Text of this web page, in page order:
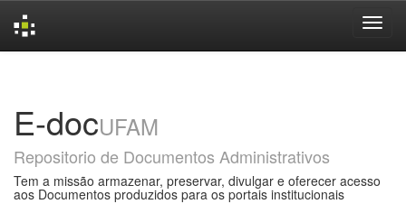
E-docUFAM
Repositorio de Documentos Administrativos
Tem a missão armazenar, preservar, divulgar e oferecer acesso
aos Documentos produzidos para os portais institucionais